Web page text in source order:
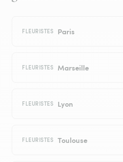
FLEURISTES Paris
FLEURISTES Marseille
FLEURISTES Lyon
FLEURISTES Toulouse